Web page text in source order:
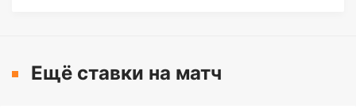
Ещё ставки на матч